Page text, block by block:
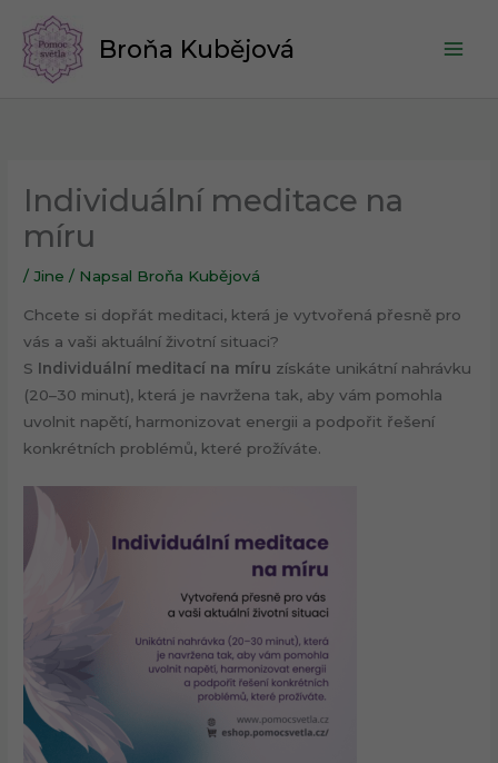
Přeskočit
obsah
Broňa Kubějová
Individuální meditace na
míru
/Jine / Napsal Broňa Kubějová
Chcete si dopřát meditaci, která je vytvořená přesně pro
vás a vaši aktuální životní situaci?
S Individuální meditací na míru získáte unikátní nahrávku
(20–30 minut), která je navržena tak, aby vám pomohla
uvolnit napětí, harmonizovat energii a podpořit řešení
konkrétních problémů, které prožíváte.